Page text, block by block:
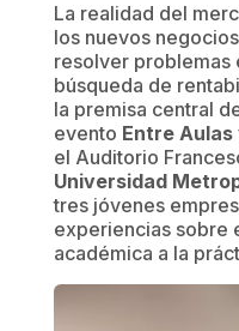
La realidad del
los nuevos
resolver problemas
búsqueda de
la premisa central
evento Entre Aulas
el Auditorio
Universidad
tres jóvenes
experiencias sobre
académica a la